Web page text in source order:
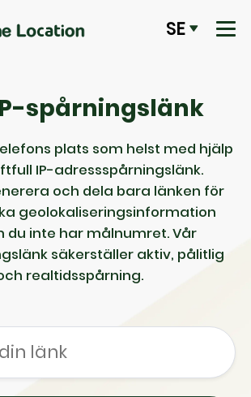
SE
spårningslänk
plats som helst med hjälp
IP-adressspårningslänk.
och dela bara länken för
geolokaliseringsinformation
du inte har målnumret. Vår
säkerställer aktiv, pålitlig
realtidsspårning.